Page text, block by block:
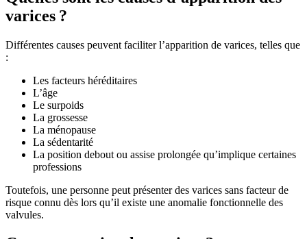
varices ?
Différentes causes peuvent faciliter l’apparition de varices, telles que
:
Les facteurs héréditaires
L’âge
Le surpoids
La grossesse
La ménopause
La sédentarité
La position debout ou assise prolongée qu’implique certaines
professions
Toutefois, une personne peut présenter des varices sans facteur de
risque connu dès lors qu’il existe une anomalie fonctionnelle des
valvules.